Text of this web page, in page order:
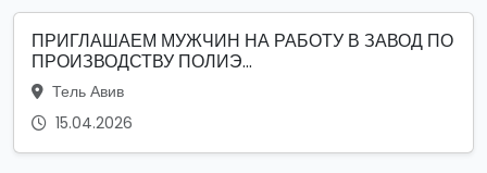
ПРИГЛАШАЕМ МУЖЧИН НА РАБОТУ В ЗАВОД ПО
ПРОИЗВОДСТВУ ПОЛИЭ...
Тель Авив
15.04.2026